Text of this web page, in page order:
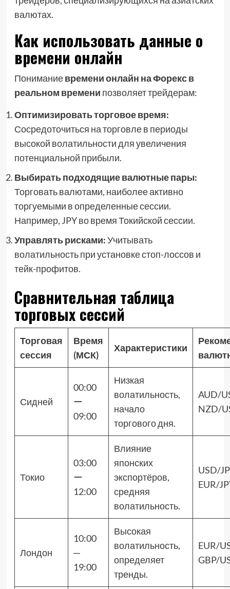
валютах.
Как использовать данные о
времени онлайн
Пониманиевремени онлайн на Форекс в
реальном времени позволяет трейдерам:
Оптимизировать торговое время:
Сосредоточиться на торговле в периоды
высокой волатильности для увеличения
потенциальной прибыли.
Выбирать подходящие валютные пары:
Торговать валютами, наиболее активно
торгуемыми в определенные сессии.
Например, JPY во время Токийской сессии.
Управлять рисками:Учитывать
волатильность при установке стоп-лоссов и
тейк-профитов.
Сравнительная таблица
торговых сессий
Торговая
сессия
Время
(МСК)
Характеристики
Сидней
00:00
ー
09:00
Низкая
волатильность,
начало
торгового дня.
AUD/
NZD/
Токио
03:00
ー
12:00
Влияние
японских
экспортёров,
средняя
волатильность.
USD/
EUR/
Лондон
10:00
─
19:00
Высокая
волатильность,
определяет
тренды.
EUR/
GBP/